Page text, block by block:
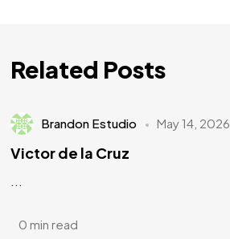
Related Posts
Brandon Estudio May 14, 2026
Victor de la Cruz
...
0 min read